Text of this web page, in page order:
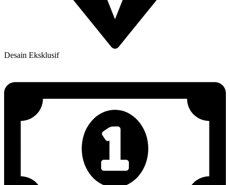
Desain Eksklusif